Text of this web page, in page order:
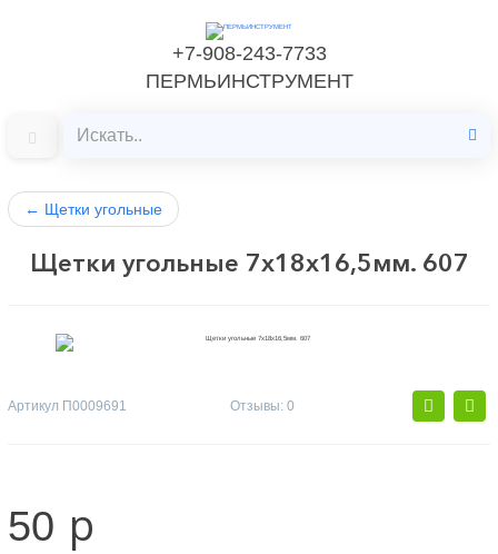
+7-908-243-7733
ПЕРМЬИНСТРУМЕНТ
← Щетки угольные
Щетки угольные 7х18х16,5мм. 607
Артикул П0009691 Отзывы: 0
50 p